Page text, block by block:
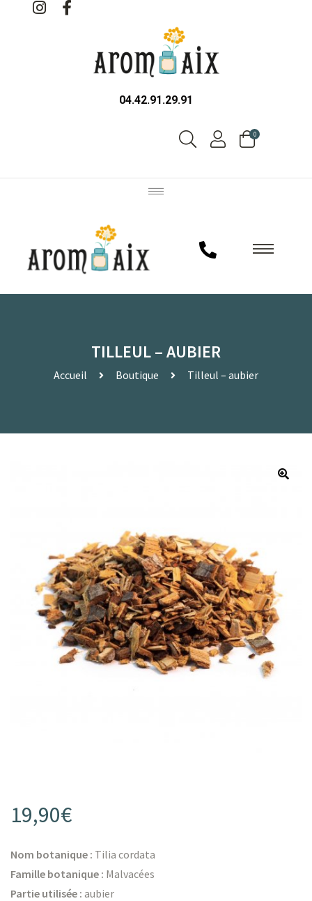
04.42.91.29.91
0
TILLEUL – AUBIER
Accueil Boutique Tilleul – aubier
19,90€
Nom botanique : Tilia cordata
Famille botanique : Malvacées
Partie utilisée : aubier